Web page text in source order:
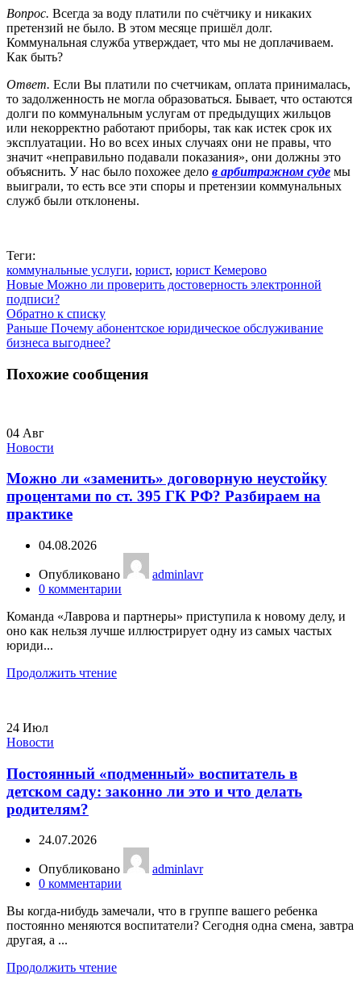
Вопрос. Всегда за воду платили по счётчику и никаких
претензий не было. В этом месяце пришёл долг.
Коммунальная служба утверждает, что мы не доплачиваем.
Как быть?
Ответ. Если Вы платили по счетчикам, оплата принималась,
то задолженность не могла образоваться. Бывает, что остаются
долги по коммунальным услугам от предыдущих жильцов
или некорректно работают приборы, так как истек срок их
эксплуатации. Но во всех иных случаях они не правы, что
значит «неправильно подавали показания», они должны это
объяснить. У нас было похожее дело в арбитражном суде мы
выиграли, то есть все эти споры и претензии коммунальных
служб были отклонены.
Теги:
коммунальные услуги, юрист, юрист Кемерово
Новые Можно ли проверить достоверность электронной
подписи?
Обратно к списку
Раньше Почему абонентское юридическое обслуживание
бизнеса выгоднее?
Похожие сообщения
04 Авг
Новости
Можно ли «заменить» договорную неустойку
процентами по ст. 395 ГК РФ? Разбираем на
практике
04.08.2026
Опубликовано
adminlavr
0 комментарии
Команда «Лаврова и партнеры» приступила к новому делу, и
оно как нельзя лучше иллюстрирует одну из самых частых
юриди...
Продолжить чтение
24 Июл
Новости
Постоянный «подменный» воспитатель в
детском саду: законно ли это и что делать
родителям?
24.07.2026
Опубликовано
adminlavr
0 комментарии
Вы когда-нибудь замечали, что в группе вашего ребенка
постоянно меняются воспитатели? Сегодня одна смена, завтра
другая, а ...
Продолжить чтение